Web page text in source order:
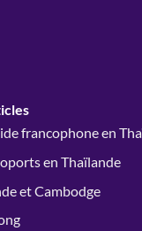
francophone en
en Thaïlande
et Cambodge